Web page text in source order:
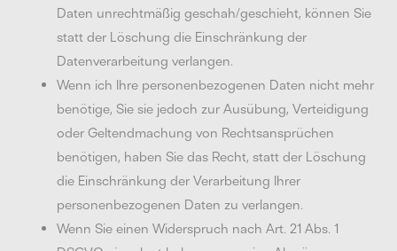
Daten unrechtmäßig geschah/geschieht, können Sie
statt der Löschung die Einschränkung der
Datenverarbeitung verlangen.
Wenn ich Ihre personenbezogenen Daten nicht mehr
benötige, Sie sie jedoch zur Ausübung, Verteidigung
oder Geltendmachung von Rechtsansprüchen
benötigen, haben Sie das Recht, statt der Löschung
die Einschränkung der Verarbeitung Ihrer
personenbezogenen Daten zu verlangen.
Wenn Sie einen Widerspruch nach Art. 21 Abs. 1